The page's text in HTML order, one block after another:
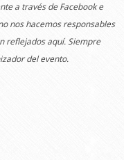
a través de Facebook e
nos hacemos responsables
reflejados aquí. Siempre
del evento.